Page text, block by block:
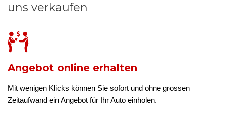
uns verkaufen
Angebot online erhalten
Mit wenigen Klicks können Sie sofort und ohne grossen
Zeitaufwand ein Angebot für Ihr Auto einholen.